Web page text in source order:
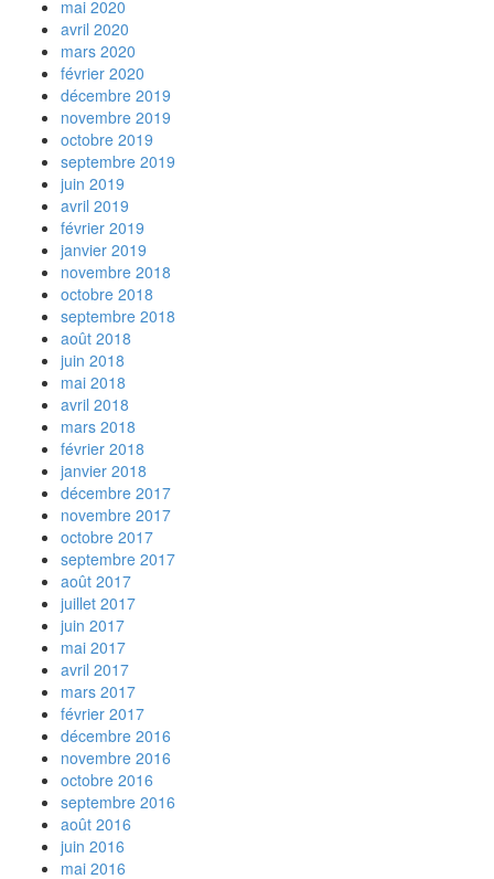
mai 2020
avril 2020
mars 2020
février 2020
décembre 2019
novembre 2019
octobre 2019
septembre 2019
juin 2019
avril 2019
février 2019
janvier 2019
novembre 2018
octobre 2018
septembre 2018
août 2018
juin 2018
mai 2018
avril 2018
mars 2018
février 2018
janvier 2018
décembre 2017
novembre 2017
octobre 2017
septembre 2017
août 2017
juillet 2017
juin 2017
mai 2017
avril 2017
mars 2017
février 2017
décembre 2016
novembre 2016
octobre 2016
septembre 2016
août 2016
juin 2016
mai 2016